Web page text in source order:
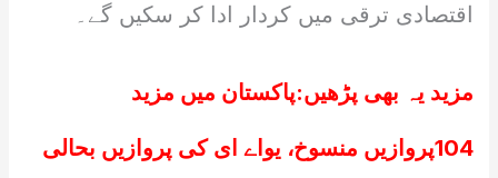
اقتصادی ترقی میں کردار ادا کر سکیں گے۔
مزید یہ بھی پڑھیں:پاکستان میں مزید
104پروازیں منسوخ، یواے ای کی پروازیں بحالی